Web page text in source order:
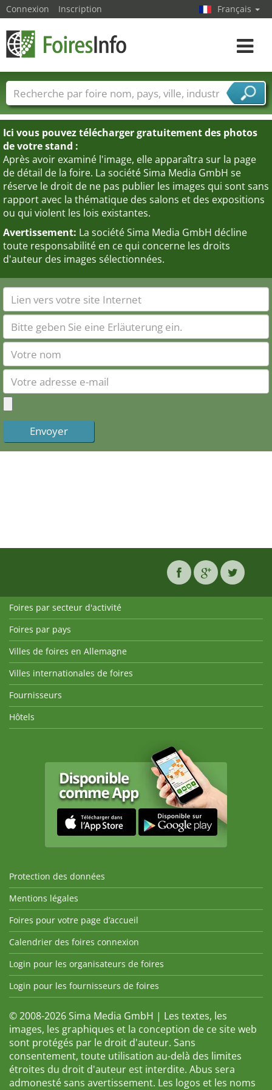
Ici vous pouvez télécharger gratuitement des photos
de votre stand :
Après avoir examiné l'image, elle apparaîtra sur la page
de détail de la foire. La société Sima Media GmbH se
réserve le droit de ne pas publier les images qui sont sans
rapport avec la thématique des salons et des expositions
ou qui violent les lois existantes.
Avertissement: La société Sima Media GmbH décline
toute responsabilité en ce qui concerne les droits
d'auteur des images sélectionnées.
Connexion Inscription Français
Toggle
Foire noms Pays Villes
Secteurs de foire
Secteurs du fournisseur de services
Foires par secteur d'activité
Foires par pays
Villes de foires en Allemagne
Villes internationales de foires
Fournisseurs
Hôtels
Protection des données
Mentions légales
Foires pour votre page d’accueil
Calendrier des foires connexion
Login pour les organisateurs de foires
Login pour les fournisseurs de foires
© 2008-2026 Sima Media GmbH | Les textes, les
images, les graphiques et la conception de ce site web
sont protégés par le droit d'auteur. Sans
consentement, toute utilisation au-delà des limites
étroites du droit d'auteur est interdite. Abus sera
admonesté sans avertissement. Les logos et les noms